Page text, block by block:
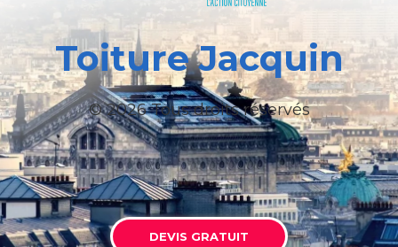
Toiture Jacquin
© 2026 Tous droits réservés
DEVIS GRATUIT